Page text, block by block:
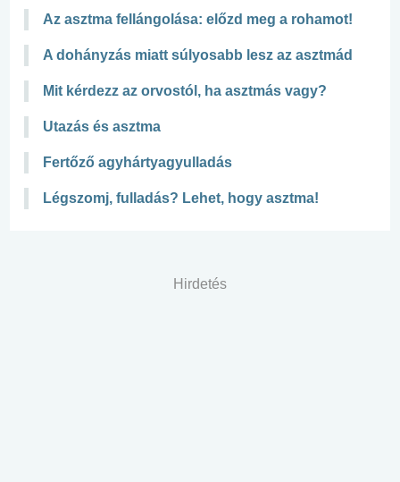
Az asztma fellángolása: előzd meg a rohamot!
A dohányzás miatt súlyosabb lesz az asztmád
Mit kérdezz az orvostól, ha asztmás vagy?
Utazás és asztma
Fertőző agyhártyagyulladás
Légszomj, fulladás? Lehet, hogy asztma!
Hirdetés